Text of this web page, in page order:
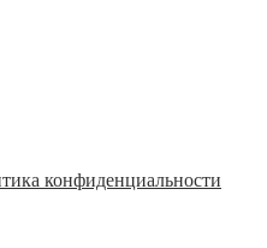
конфиденциальности